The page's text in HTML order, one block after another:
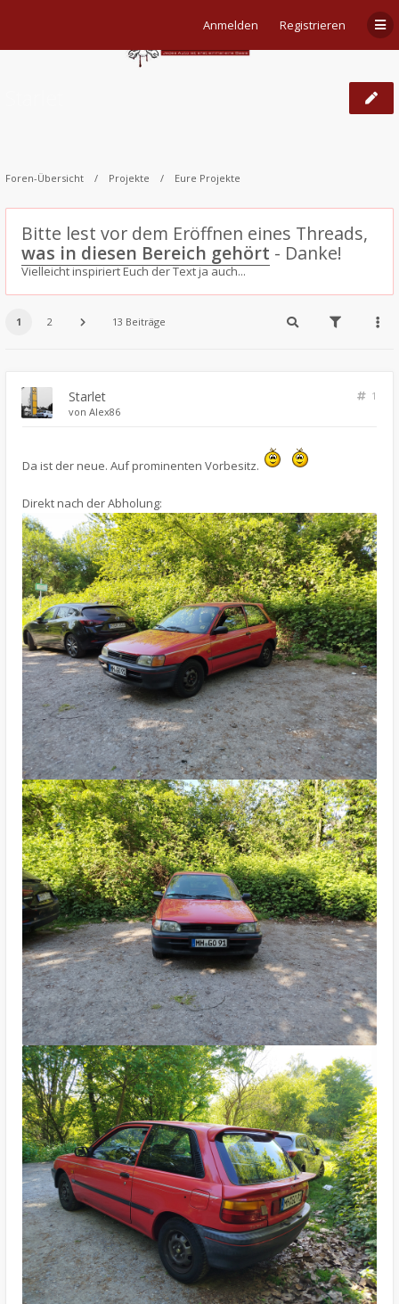
Anmelden Registrieren
Foren-Übersicht Projekte Eure Projekte
Bitte lest vor dem Eröffnen eines Threads,
was in diesen Bereich gehört - Danke!
Vielleicht inspiriert Euch der Text ja auch...
1 2 13 Beiträge
Starlet
1
von Alex86
Da ist der neue. Auf prominenten Vorbesitz.
Direkt nach der Abholung: